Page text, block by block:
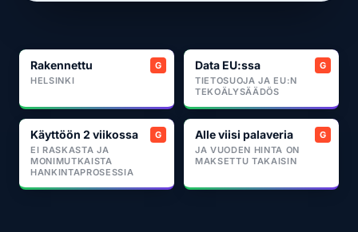
Rakennettu
HELSINKI
Data EU:ssa
TIETOSUOJA JA EU:N
TEKOÄLYSÄÄDÖS
Käyttöön 2 viikossa
EI RASKASTA JA
MONIMUTKAISTA
HANKINTAPROSESSIA
Alle viisi palaveria
JA VUODEN HINTA ON
MAKSETTU TAKAISIN